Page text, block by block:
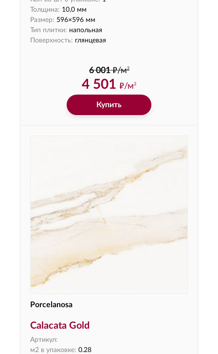
Толщина: 10,0 мм
Размер: 596×596 мм
Тип плитки: напольная
Поверхность: глянцевая
6 001 ф/м2
4 501 ф/м2
Купить
Porcelanosa
Calacata Gold
Артикул:
м2 в упаковке: 0.28